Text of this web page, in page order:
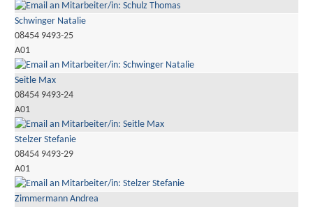
Schwinger Natalie
08454 9493-25
A01
Seitle Max
08454 9493-24
A01
Stelzer Stefanie
08454 9493-29
A01
Zimmermann Andrea